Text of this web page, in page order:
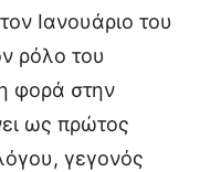
Ιανουάριο του
ρόλο του
φορά στην
ως πρώτος
γεγονός